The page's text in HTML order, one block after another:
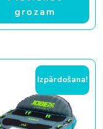
grozam
Izpārdošana!